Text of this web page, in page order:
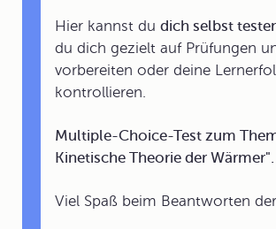
Hier kannst du dich selbst
du dich gezielt auf Prüfungen
vorbereiten oder deine
kontrollieren.
Multiple-Choice-Test zum
Kinetische Theorie der Wärmer".
Viel Spaß beim Beantworten